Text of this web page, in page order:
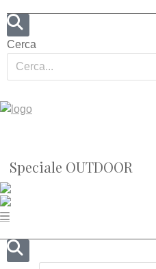
Cerca
Speciale OUTDOOR